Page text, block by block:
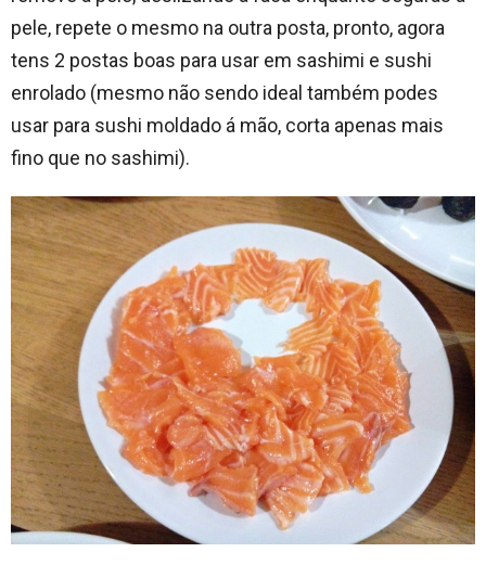
pele, repete o mesmo na outra posta, pronto, agora
tens 2 postas boas para usar em sashimi e sushi
enrolado (mesmo não sendo ideal também podes
usar para sushi moldado á mão, corta apenas mais
fino que no sashimi).